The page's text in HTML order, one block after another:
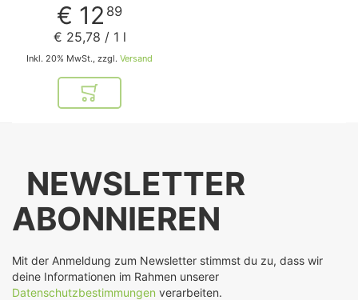
€ 12 89
Inkl. 20% MwSt., zzgl. Versand
€ 25,78 / 1 l
In den Warenkorb
NEWSLETTER
ABONNIEREN
Mit der Anmeldung zum Newsletter stimmst du zu, dass wir
deine Informationen im Rahmen unserer
Datenschutzbestimmungen verarbeiten.